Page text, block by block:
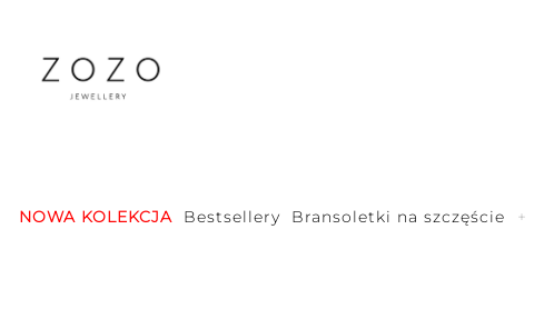
NOWA KOLEKCJA Bestsellery Bransoletki na szczęście